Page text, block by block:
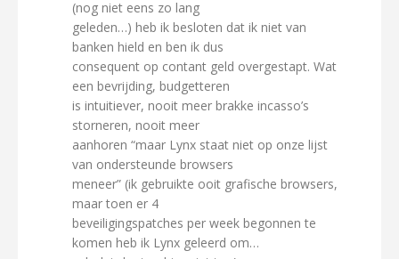
(nog niet eens zo lang
geleden…) heb ik besloten dat ik niet van
banken hield en ben ik dus
consequent op contant geld overgestapt. Wat
een bevrijding, budgetteren
is intuitiever, nooit meer brakke incasso’s
storneren, nooit meer
aanhoren “maar Lynx staat niet op onze lijst
van ondersteunde browsers
meneer” (ik gebruikte ooit grafische browsers,
maar toen er 4
beveiligingspatches per week begonnen te
komen heb ik Lynx geleerd om…